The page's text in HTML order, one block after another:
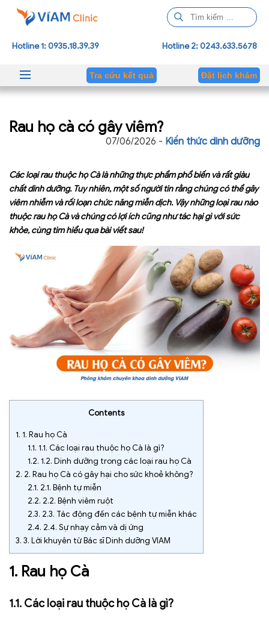
ì
m
o
Hotline 1: 0935.18.39.39 Hotline 2: 0243.633.5678
Tra cứu kết quả Đặt lịch khám
Rau họ cà có gây viêm?
07/06/2026 - Kiến thức dinh dưỡng
Các loại rau thuộc họ Cà là những thực phẩm phổ biến và rất giàu
chất dinh dưỡng. Tuy nhiên, một số người tin rằng chúng có thể gây
viêm nhiễm và rối loạn chức năng miễn dịch. Vậy những loại rau nào
thuộc rau họ Cà và chúng có lợi ích cũng như tác hại gì với sức
khỏe, cùng tìm hiểu qua bài viết sau!
Contents
1. 1. Rau họ Cà
1.1. 1.1. Các loại rau thuộc họ Cà là gì?
1.2. 1.2. Dinh dưỡng trong các loại rau họ Cà
2. 2. Rau họ Cà có gây hại cho sức khoẻ không?
2.1. 2.1. Bệnh tự miễn
2.2. 2.2. Bệnh viêm ruột
2.3. 2.3. Tác động đến các bệnh tự miễn khác
2.4. 2.4. Sự nhạy cảm và dị ứng
3. 3. Lời khuyên từ Bác sĩ Dinh dưỡng VIAM
1. Rau họ Cà
1.1. Các loại rau thuộc họ Cà là gì?